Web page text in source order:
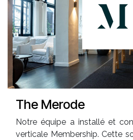
The Merode
Notre équipe a installé et
verticale Membership. Cette